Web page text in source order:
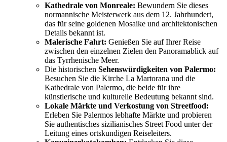
Kathedrale von Monreale: Bewundern Sie dieses
normannische Meisterwerk aus dem 12. Jahrhundert,
das für seine goldenen Mosaike und architektonischen
Details bekannt ist.
Malerische Fahrt: Genießen Sie auf Ihrer Reise
zwischen den einzelnen Zielen den Panoramablick auf
das Tyrrhenische Meer.
Die historischen Sehenswürdigkeiten von Palermo:
Besuchen Sie die Kirche La Martorana und die
Kathedrale von Palermo, die beide für ihre
künstlerische und kulturelle Bedeutung bekannt sind.
Lokale Märkte und Verkostung von Streetfood:
Erleben Sie Palermos lebhafte Märkte und probieren
Sie authentisches sizilianisches Street Food unter der
Leitung eines ortskundigen Reiseleiters.